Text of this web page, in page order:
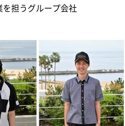
担うグループ会社